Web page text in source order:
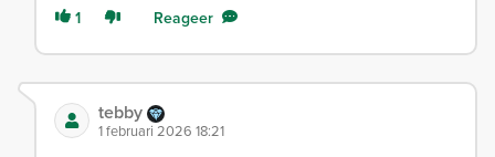
1 Reageer
tebby
1 februari 2026 18:21